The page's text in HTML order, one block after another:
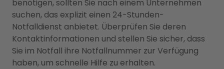
benötigen, sollten Sie nach einem Unternehmen
suchen, das explizit einen 24-Stunden-
Notfalldienst anbietet. Überprüfen Sie deren
Kontaktinformationen und stellen Sie sicher, dass
Sie im Notfall ihre Notfallnummer zur Verfügung
haben, um schnelle Hilfe zu erhalten.